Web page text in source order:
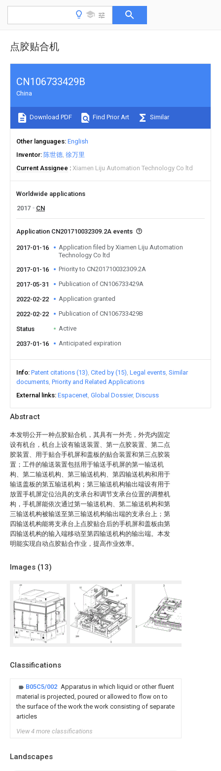
点胶贴合机
Abstract
本发明公开一种点胶贴合机，其具有一外壳，外壳内固定
设有机台，机台上设有输送装置、第一点胶装置、第二点
胶装置、用于贴合手机屏和盖板的贴合装置和第三点胶装
置；工件的输送装置包括用于输送手机屏的第一输送机
构、第二输送机构、第三输送机构、第四输送机构和用于
输送盖板的第五输送机构；第三输送机构输出端设有用于
放置手机屏定位治具的支承台和调节支承台位置的调整机
构，手机屏能依次通过第一输送机构、第二输送机构和第
三输送机构被输送至第三输送机构输出端的支承台上；第
四输送机构能将支承台上点胶贴合后的手机屏和盖板由第
四输送机构的输入端移动至第四输送机构的输出端。本发
明能实现自动点胶贴合作业，提高作业效率。
Images (13)
Classifications
B05C5/002 Apparatus in which liquid or other fluent
material is projected, poured or allowed to flow on to
the surface of the work the work consisting of separate
articles
View 4 more classifications
Landscapes
CN106733429B
China
Download PDF Find Prior Art Similar
Other languages English
Inventor 陈世德 徐万里
Current Assignee
Xiamen Liju Automation Technology Co ltd
Worldwide applications
2017
CN
Application CN201710032309.2A events
2017-01-16
Application filed by Xiamen Liju Automation
Technology Co ltd
2017-01-16
Priority to CN201710032309.2A
2017-05-31 Publication of CN106733429A
2022-02-22 Application granted
2022-02-22 Publication of CN106733429B
Status Active
2037-01-16 Anticipated expiration
Info Patent citations (13) Cited by (15) Legal events Similar
documents Priority and Related Applications
External links Espacenet Global Dossier Discuss